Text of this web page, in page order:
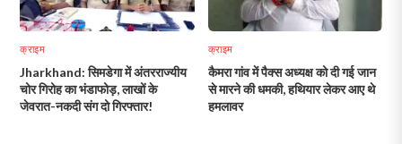
क्राइम
Jharkhand: सिमडेगा में अंतरराज्यीय
चोर गिरोह का भंडाफोड़, लाखों के
जेवरात-नकदी संग दो गिरफ्तार!
क्राइम
कैमरा गांव में पैक्स अध्यक्ष को दी गई जान
से मारने की धमकी, हथियार लेकर आए थे
हमलावर